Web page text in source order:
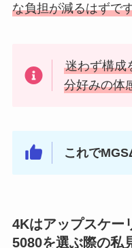
な負担が減るはずで
迷わず構成
分好みの体
これで
4Kはアップスケー
5080を選ぶ際の私